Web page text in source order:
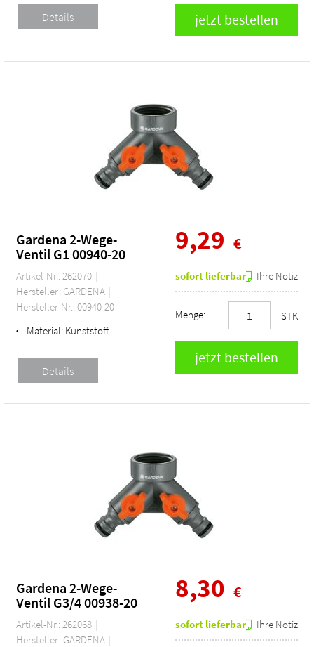
Gardena 2-Wege-
Ventil G1 00940-20
Artikel-Nr.: 262070
Hersteller: GARDENA
Hersteller-Nr.: 00940-20
• Material: Kunststoff
9,29 €
sofort lieferbar Ihre Notiz
Menge: STK
Gardena 2-Wege-
Ventil G3/4 00938-20
Artikel-Nr.: 262068
Hersteller: GARDENA
8,30 €
sofort lieferbar Ihre Notiz